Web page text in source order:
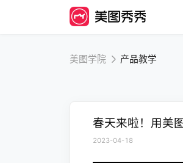
美图学院 产品教学
春天来啦！用美
2023-04-18